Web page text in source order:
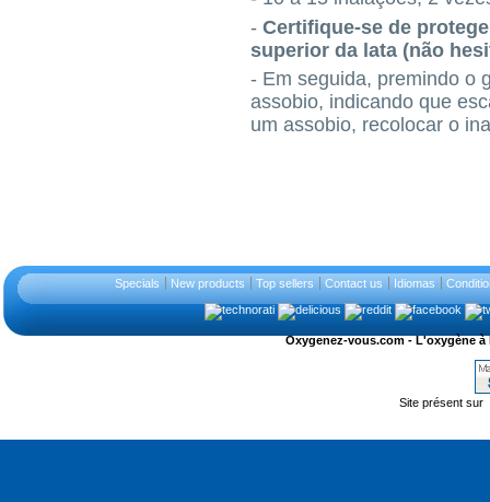
- Certifique-se de
superior da lata (não
- Em seguida, premindo o
assobio, indicando que
um assobio, recolocar o
Specials New products Top sellers Contact us Idiomas
Oxygenez-vous.com - L'oxygène
Site présent sur